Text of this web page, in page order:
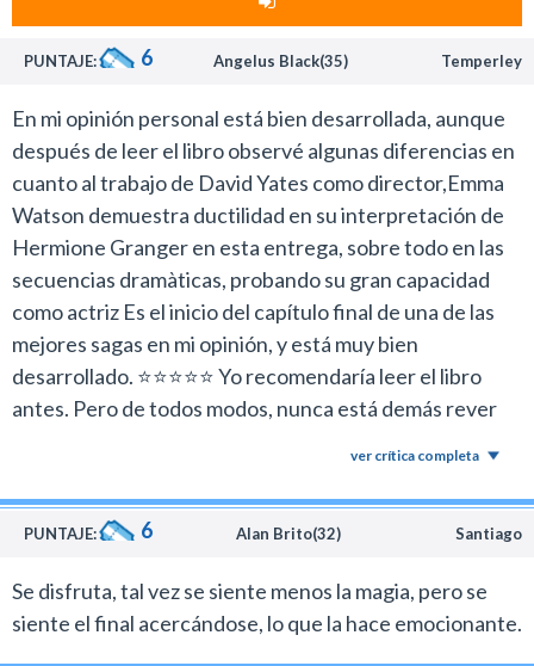
totalmente distinta, con un clima agobiante y tendrán
que el cine seguramente le sabrá sacar provecho.
Y Yates ahora no solo se luce con el estilo de filmación,
sino que también les saca a los actores momentos
geniales, y donde Emma Watson luce su talento
dramático.
Esta película es comparable con Las dos torres de El
señor de los anillos. Dudo que despierte pasiones, pero
es necesaria para entender y esperar el final que
reitero, será grandioso, trágico y contundente.
La mayor parte de la película es con el trio protagónico
en su tarea encomendada por Dumbledore, y ahí logran
tensión y acción ya sea dentro del ministerio o en un
genialmente balanceado.
Mi calificación es parte de un todo. Y ya pueden
PUNTAJE: 6 Angelus Black(35) Temperley
En mi opinión personal está bien desarrollada, aunque
después de leer el libro observé algunas diferencias en
cuanto al trabajo de David Yates como director,Emma
Watson demuestra ductilidad en su interpretación de
Hermione Granger en esta entrega, sobre todo en las
secuencias dramàticas, probando su gran capacidad
como actriz Es el inicio del capítulo final de una de las
mejores sagas en mi opinión, y está muy bien
desarrollado. ⭐⭐⭐⭐⭐ Yo recomendaría leer el libro
antes. Pero de todos modos, nunca está demás rever
ver crítica completa
PUNTAJE: 6 Alan Brito(32) Santiago
Se disfruta, tal vez se siente menos la magia, pero se
siente el final acercándose, lo que la hace emocionante.